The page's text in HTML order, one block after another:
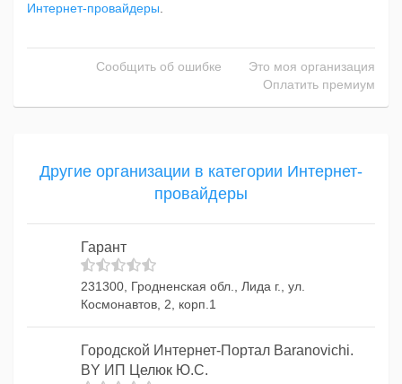
Интернет-провайдеры
Сообщить об ошибке
Это моя организация
Оплатить премиум
Другие организации в категории Интернет-
провайдеры
Гарант
231300, Гродненская обл., Лида г., ул.
Космонавтов, 2, корп.1
Городской Интернет-Портал Baranovichi.
BY ИП Целюк Ю.С.